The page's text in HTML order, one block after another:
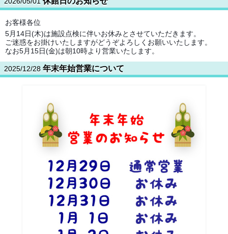
お客様各位
5月14日(木)は施設点検に伴いお休みとさせていただきます。
ご迷惑をお掛けいたしますがどうぞよろしくお願いいたします。
なお5月15日(金)は朝10時より営業いたします。
2025/12/28 年末年始営業について